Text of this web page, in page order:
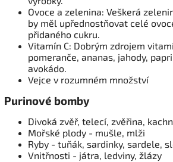
Ovoce a zelenina: Veškerá
by měl upřednostňovat celé
přidaného cukru.
Vitamín C: Dobrým zdrojem
pomeranče, ananas, jahody,
avokádo.
Vejce v rozumném množství
Purinové bomby
Divoká zvěř, telecí, zvěřina,
Mořské plody - mušle, mlži
Ryby - tuňák, sardinky, sardele,
Vnitřnosti - játra, ledviny, žlázy